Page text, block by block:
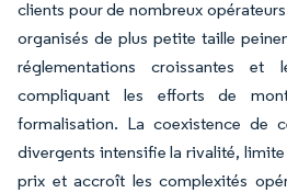
clients pour de nombreux
organisés de plus petite taille
réglementations croissantes et
compliquant les efforts de
formalisation. La coexistence de
divergents intensifie la rivalité,
prix et accroît les complexités